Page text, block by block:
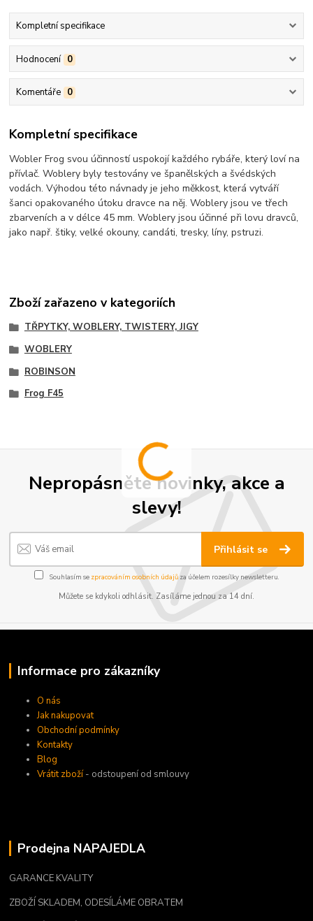
Kompletní specifikace
Hodnocení 0
Komentáře 0
Kompletní specifikace
Wobler Frog svou účinností uspokojí každého rybáře, který loví na
přívlač. Woblery byly testovány ve španělských a švédských
vodách. Výhodou této návnady je jeho měkkost, která vytváří
šanci opakovaného útoku dravce na něj. Woblery jsou ve třech
zbarveních a v délce 45 mm. Woblery jsou účinné při lovu dravců,
jako např. štiky, velké okouny, candáti, tresky, líny, pstruzi.
Zboží zařazeno v kategoriích
TŘPYTKY, WOBLERY, TWISTERY, JIGY
WOBLERY
ROBINSON
Frog F45
Nepropásněte novinky, akce a
slevy!
Přihlásit se
Souhlasím se zpracováním osobních údajůza účelem rozesílky newsletteru.
Můžete se kdykoli odhlásit. Zasíláme jednou za 14 dní.
Informace pro zákazníky
O nás
Jak nakupovat
Obchodní podmínky
Kontakty
Blog
Vrátit zboží- odstoupení od smlouvy
Prodejna NAPAJEDLA
GARANCE KVALITY
ZBOŽÍ SKLADEM, ODESÍLÁME OBRATEM